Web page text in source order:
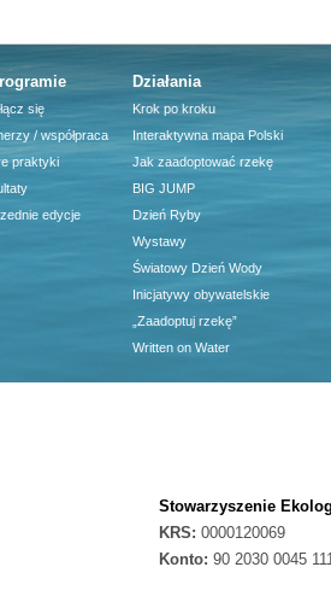
się
/ współpraca
praktyki
edycje
Działania
Krok po kroku
Interaktywna mapa Polski
Jak zaadoptować rzekę
BIG JUMP
Dzień Ryby
Wystawy
Światowy Dzień Wody
Inicjatywy obywatelskie
„Zaadoptuj rzekę”
Written on Water
Stowarzyszenie
KRS: 0000120069
Konto: 90 2030 0045